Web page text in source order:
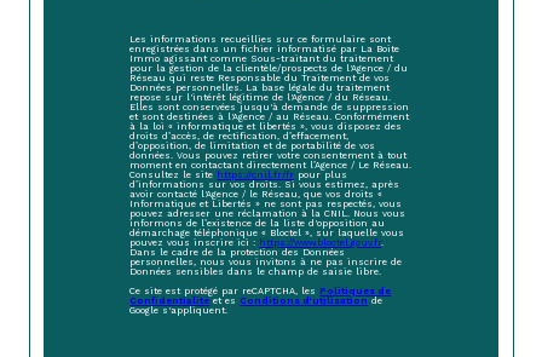
Les informations recueillies sur ce formulaire sont
enregistrées dans un fichier informatisé par La Boite
Immo agissant comme Sous-traitant du traitement
pour la gestion de la clientèle/prospects de l'Agence / du
Réseau qui reste Responsable du Traitement de vos
Données personnelles. La base légale du traitement
repose sur l'intérêt légitime de l'Agence / du Réseau.
Elles sont conservées jusqu'à demande de suppression
et sont destinées à l'Agence / au Réseau. Conformément
à la loi « informatique et libertés », vous disposez des
droits d’accès, de rectification, d’effacement,
d’opposition, de limitation et de portabilité de vos
données. Vous pouvez retirer votre consentement à tout
moment en contactant directement l’Agence / Le Réseau.
Consultez le site https://cnil.fr/fr pour plus
d’informations sur vos droits. Si vous estimez, après
avoir contacté l'Agence / le Réseau, que vos droits «
Informatique et Libertés » ne sont pas respectés, vous
pouvez adresser une réclamation à la CNIL. Nous vous
informons de l’existence de la liste d'opposition au
démarchage téléphonique « Bloctel », sur laquelle vous
pouvez vous inscrire ici : https://www.bloctel.gouv.fr.
Dans le cadre de la protection des Données
personnelles, nous vous invitons à ne pas inscrire de
Données sensibles dans le champ de saisie libre.
Ce site est protégé par reCAPTCHA, lesPolitiques de
Confidentialité et esConditions d'utilisation de
Google s'appliquent.